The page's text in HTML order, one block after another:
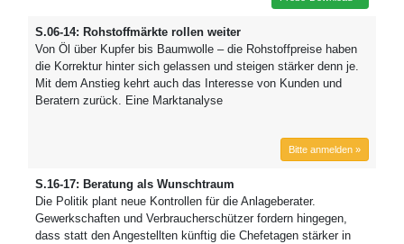
S.06-14: Rohstoffmärkte rollen weiter
Von Öl über Kupfer bis Baumwolle – die Rohstoffpreise haben
die Korrektur hinter sich gelassen und steigen stärker denn je.
Mit dem Anstieg kehrt auch das Interesse von Kunden und
Beratern zurück. Eine Marktanalyse
Bitte anmelden »
S.16-17: Beratung als Wunschtraum
Die Politik plant neue Kontrollen für die Anlageberater.
Gewerkschaften und Verbraucherschützer fordern hingegen,
dass statt den Angestellten künftig die Chefetagen stärker in